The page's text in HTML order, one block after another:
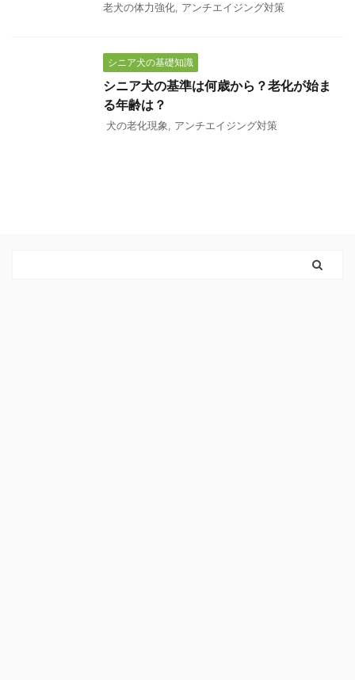
老犬の体力強化 アンチエイジング対策
シニア犬の基礎知識
シニア犬の基準は何歳から？老化が始ま
る年齢は？
犬の老化現象 アンチエイジング対策